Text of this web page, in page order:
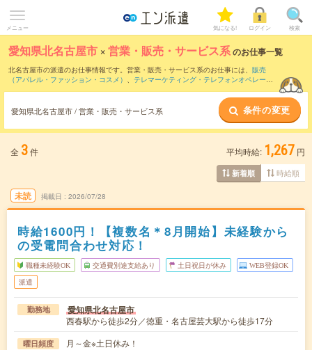
メニュー 気になる! ログイン 検索
愛知県北名古屋市 ×営業・販売・サービス系のお仕事一覧
北名古屋市の派遣のお仕事情報です。営業・販売・サービス系のお仕事には、 販売
（アパレル・ファッション・コスメ） 、 テレマーケティング・テレフォンオペレータ
などのこだわり条件で絞り込んでいただ
けます。
愛知県北名古屋市 / 営業・販売・サービス系 条件の変更
全 3件 平均時給: 1,267 円
新着順 時給順
未読 掲載日 2026/07/28
時給1600円！【複数名＊8月開始】未経験から
の受電問合わせ対応！
職種未経験OK 交通費別途支給あり 土日祝日が休み WEB登録OK
派遣
勤務地 愛知県北名古屋市
西春駅から徒歩2分／徳重・名古屋芸大駅から徒歩17分
曜日頻度 月～金※土日休み！